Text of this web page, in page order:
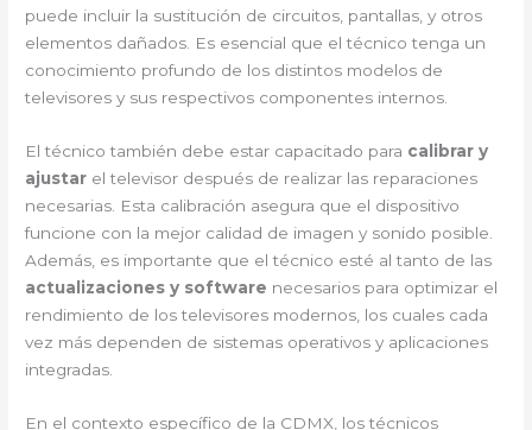
puede incluir la sustitución de circuitos, pantallas, y otros
elementos dañados. Es esencial que el técnico tenga un
conocimiento profundo de los distintos modelos de
televisores y sus respectivos componentes internos.
El técnico también debe estar capacitado para calibrar y
ajustar el televisor después de realizar las reparaciones
necesarias. Esta calibración asegura que el dispositivo
funcione con la mejor calidad de imagen y sonido posible.
Además, es importante que el técnico esté al tanto de las
actualizaciones y software necesarios para optimizar el
rendimiento de los televisores modernos, los cuales cada
vez más dependen de sistemas operativos y aplicaciones
integradas.
En el contexto específico de la CDMX, los técnicos